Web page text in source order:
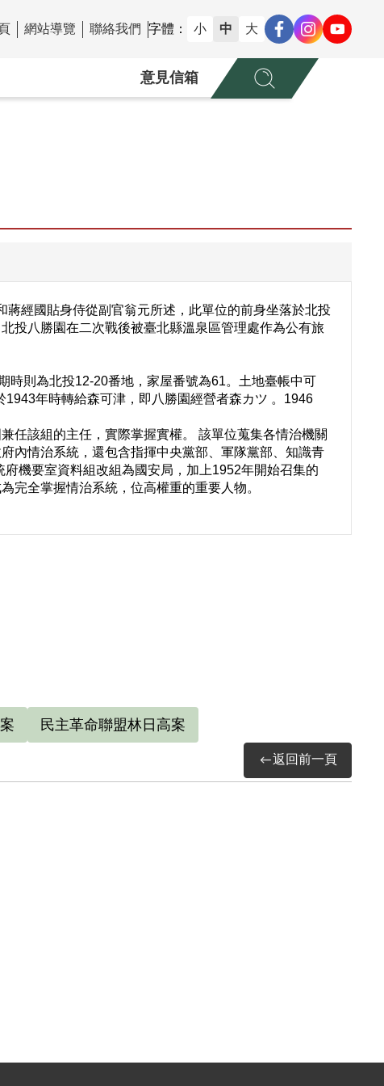
網站導覽 聯絡我們 字體： 小 中 大
意見信箱
經國貼身侍從副官翁元所述，此單位的前身坐落於北投
投八勝園在二次戰後被臺北縣溫泉區管理處作為公有旅
時則為北投12-20番地，家屋番號為61。土地臺帳中可
年時轉給森可津，即八勝園經營者森カツ 。1946
任該組的主任，實際掌握實權。 該單位蒐集各情治機關
內情治系統，還包含指揮中央黨部、軍隊黨部、知識青
機要室資料組改組為國安局，加上1952年開始召集的
完全掌握情治系統，位高權重的重要人物。
民主革命聯盟林日高案
返回前一頁